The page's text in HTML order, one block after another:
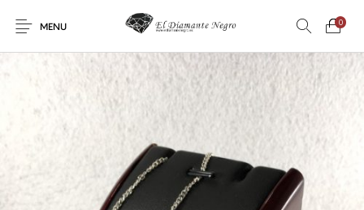
MENU
0
En oferta ! DECORACIÓN DINOSAURIOS